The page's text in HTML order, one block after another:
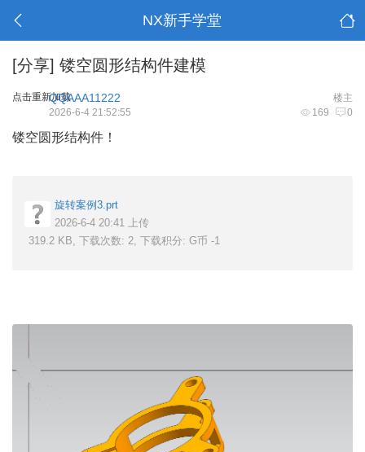
NX新手学堂
[分享] 镂空圆形结构件建模
点击重新加载 楼主
QQAAA11222
169 0
2026-6-4 21:52:55
镂空圆形结构件！
旋转案例3.prt
2026-6-4 20:41 上传
319.2 KB, 下载次数: 2, 下载积分: G币 -1